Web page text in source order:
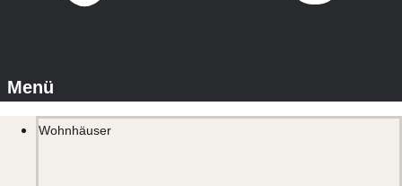
Wohnhäuser